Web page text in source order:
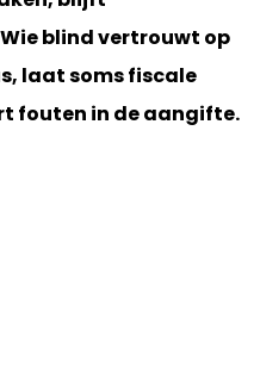
blind vertrouwt op
laat soms fiscale
fouten in de aangifte.